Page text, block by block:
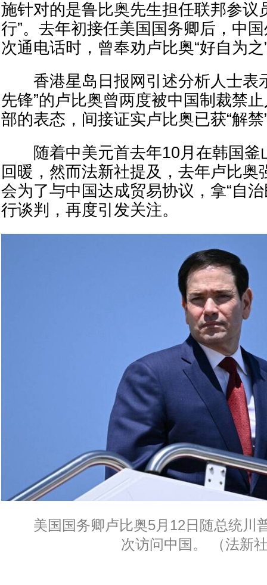
施针对的是鲁比奥先生担任联邦参议
行”。去年初接任美国国务卿后，中
次通电话时，曾奉劝卢比奥“好自为之
香港星岛日报网引述分析人士表
先锋”的卢比奥曾两度被中国制裁禁
部的表态，间接证实卢比奥已获“解禁
随着中美元首去年10月在韩国釜
回暖，然而法新社提及，去年卢比奥
会为了与中国达成贸易协议，拿“自
行谈判，再度引发关注。
美国国务卿卢比奥5月12日随总统川
次访问中国。 （法新